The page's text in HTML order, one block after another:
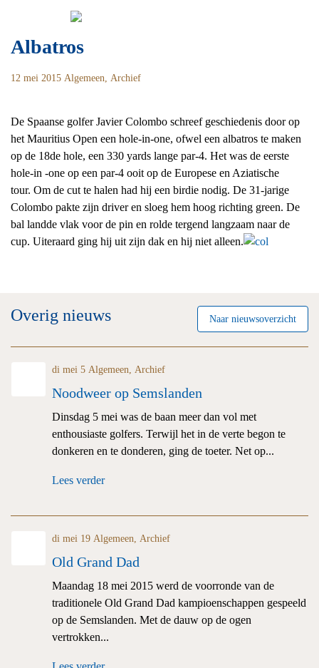
Albatros
12 mei 2015 Algemeen, Archief
De Spaanse golfer Javier Colombo schreef geschiedenis door op
het Mauritius Open een hole-in-one, ofwel een albatros te maken
op de 18de hole, een 330 yards lange par-4. Het was de eerste
hole-in -one op een par-4 ooit op de Europese en Aziatische
tour. Om de cut te halen had hij een birdie nodig. De 31-jarige
Colombo pakte zijn driver en sloeg hem hoog richting green. De
bal landde vlak voor de pin en rolde tergend langzaam naar de
cup. Uiteraard ging hij uit zijn dak en hij niet alleen.
Overig nieuws Naar nieuwsoverzicht
di mei 5 Algemeen Archief
Noodweer op Semslanden
Dinsdag 5 mei was de baan meer dan vol met
enthousiaste golfers. Terwijl het in de verte begon te
donkeren en te donderen, ging de toeter. Net op...
Lees verder
di mei 19 Algemeen Archief
Old Grand Dad
Maandag 18 mei 2015 werd de voorronde van de
traditionele Old Grand Dad kampioenschappen gespeeld
op de Semslanden. Met de dauw op de ogen
vertrokken...